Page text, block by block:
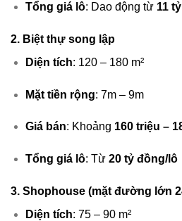
Tổng giá lô: Dao động từ11
2. Biệt thự song lập
Diện tích: 120 – 180 m²
Mặt tiền rộng: 7m – 9m
Giá bán: Khoảng 160 triệu –
Tổng giá lô: Từ 20 tỷ đồng/lô
3. Shophouse (mặt đường lớn
Diện tích: 75 – 90 m²